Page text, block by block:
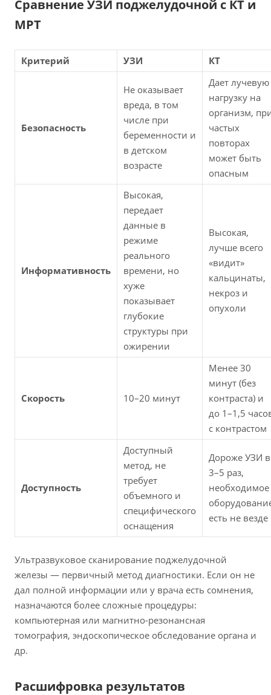
Сравнение УЗИ поджелудочной с КТ и
МРТ
Критерий УЗИ КТ
Безопасность
Не оказывает
вреда, в том
числе при
беременности и
в детском
возрасте
Дает лучевую
нагрузку на
организм,
частых
повторах
может быть
опасным
Информативность
Высокая,
передает
данные в
режиме
реального
времени, но
хуже
показывает
глубокие
структуры при
ожирении
Высокая,
лучше всего
«видит»
кальцинаты,
некроз и
опухоли
Скорость 10–20 минут
Менее 30
минут (без
контраста) и
до 1–1,5
с контрастом
Доступность
Доступный
метод, не
требует
объемного и
специфического
оснащения
Дороже УЗИ в
3–5 раз,
необходимое
есть не везде
Ультразвуковое сканирование поджелудочной
железы — первичный метод диагностики. Если он не
дал полной информации или у врача есть сомнения,
назначаются более сложные процедуры:
компьютерная или магнитно-резонансная
томография, эндоскопическое обследование органа и
др.
Расшифровка результатов